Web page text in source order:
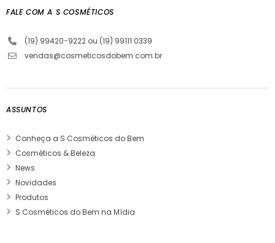
FALE COM A S COSMÉTICOS
(19) 99420-9222 ou (19) 99111 0339
vendas@cosmeticosdobem.com.br
ASSUNTOS
Conheça a S Cosméticos do Bem
Cosméticos & Beleza
News
Novidades
Produtos
S Cosméticos do Bem na Mídia